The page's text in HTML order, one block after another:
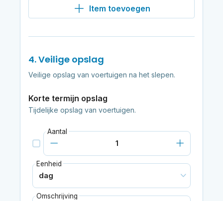
Item toevoegen
4. Veilige opslag
Veilige opslag van voertuigen na het slepen.
Korte termijn opslag
Tijdelijke opslag van voertuigen.
Aantal
Eenheid
Omschrijving